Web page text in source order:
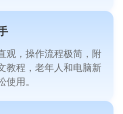
观，操作流程极简，附
教程，老年人和电脑新
使用。